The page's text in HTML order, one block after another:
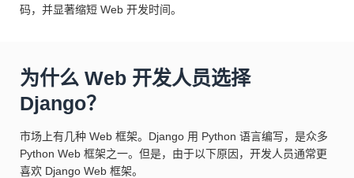
码，并显著缩短 Web 开发时间。
为什么 Web 开发人员选择
Django？
市场上有几种 Web 框架。Django 用 Python 语言编写，是众多
Python Web 框架之一。但是，由于以下原因，开发人员通常更
喜欢 Django Web 框架。